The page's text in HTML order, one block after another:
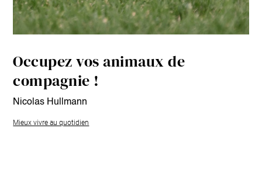
Occupez vos animaux de
compagnie !
Nicolas Hullmann
Mieux vivre au quotidien